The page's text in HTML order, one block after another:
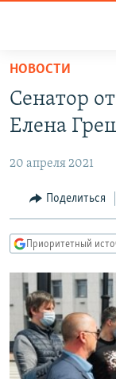
доступа
Вернуться
основному
Вернутся
главной
навигации
Вернутся
поиску
ПОДКАСТЫ
АВТОРСКИЕ
ЦИТАТЫ
МНЕНИЯ
IDEL.РЕАЛИИ
КАВКАЗ.РЕАЛИИ
СЕВЕР.РЕАЛИИ
РАСПИСАНИЕ
НОВОСТИ
Сенатор
Елена
20 апреля 2021
Поделиться
Приоритетный